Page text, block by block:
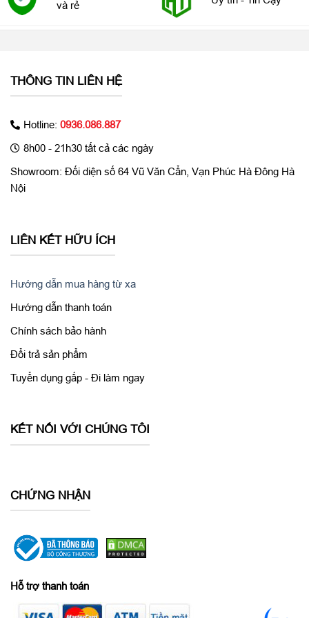
đáng kể về dung lượng pin so với phiên bản iPhone 11 tiền
GPS
A-GPS, GLONASS, GALILEO, QZSS
đặc biệt
Hỗ trợ sạc không dây, Kết nối phụ kiện chơi game
và rẻ
THÔNG TIN LIÊN HỆ
Hotline: 0936.086.887
8h00 - 21h30 tất cả các ngày
Showroom: Đối diện số 64 Vũ Văn Cẩn, Vạn Phúc Hà Đông Hà
Nội
LIÊN KẾT HỮU ÍCH
Hướng dẫn mua hàng từ xa
Hướng dẫn thanh toán
Chính sách bảo hành
Đổi trả sản phẩm
Tuyển dụng gấp - Đi làm ngay
KẾT NỐI VỚI CHÚNG TÔI
CHỨNG NHẬN
Hỗ trợ thanh toán